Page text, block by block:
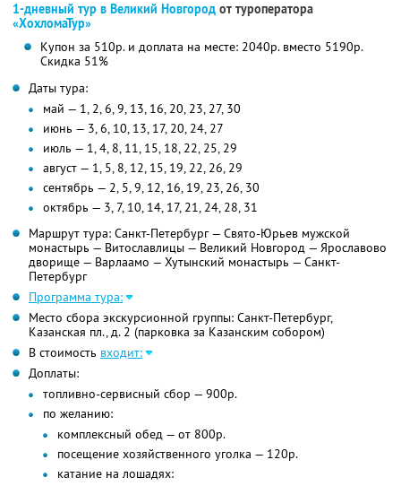
1-дневный тур в Великий Новгород от туроператора
«ХохломаТур»
Купон за 510р. и доплата на месте: 2040р. вместо 5190р.
Скидка 51%
Даты тура:
май — 1, 2, 6, 9, 13, 16, 20, 23, 27, 30
июнь — 3, 6, 10, 13, 17, 20, 24, 27
июль — 1, 4, 8, 11, 15, 18, 22, 25, 29
август — 1, 5, 8, 12, 15, 19, 22, 26, 29
сентябрь — 2, 5, 9, 12, 16, 19, 23, 26, 30
октябрь — 3, 7, 10, 14, 17, 21, 24, 28, 31
Маршрут тура: Санкт-Петербург — Свято-Юрьев мужской
монастырь — Витославлицы — Великий Новгород — Ярославово
дворище — Варлаамо — Хутынский монастырь — Санкт-
Петербург
Программа тура:
Место сбора экскурсионной группы: Санкт-Петербург,
Казанская пл., д. 2 (парковка за Казанским собором)
В стоимость входит:
Доплаты:
топливно-сервисный сбор — 900р.
по желанию:
комплексный обед — от 800р.
посещение хозяйственного уголка — 120р.
катание на лошадях: